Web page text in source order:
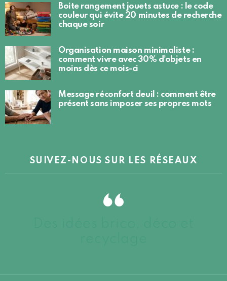
Boite rangement jouets astuce : le code
couleur qui évite 20 minutes de recherche
chaque soir
Organisation maison minimaliste :
comment vivre avec 30% d’objets en
moins dès ce mois-ci
Message réconfort deuil : comment être
présent sans imposer ses propres mots
SUIVEZ-NOUS SUR LES RÉSEAUX